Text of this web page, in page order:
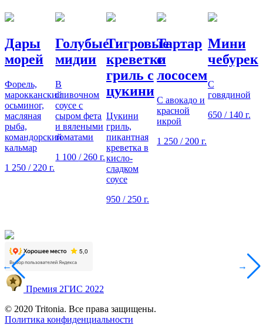
← →
Дары
морей
Форель,
марокканский
осьминог,
масляная
рыба,
командорский
кальмар
1 250 / 220 г.
Голубые
мидии
В
сливочном
соусе с
сыром фета
и вялеными
томатами
1 100/ 260 г.
Тигровые
креветки
гриль с
цукини
Цукини
гриль,
пикантная
креветка в
кисло-
сладком
соусе
950 / 250 г.
Тартар
с
лососем
С авокадо и
красной
икрой
1 250/ 200 г.
Мини
С
говядиной
650 / 140 г.
Премия 2ГИС 2022
© 2020 Tritonia. Все права защищены.
Политика конфиденциальности